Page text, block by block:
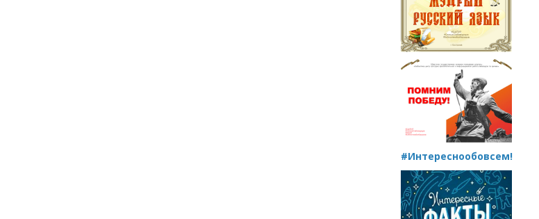
#Интереснообовсем!